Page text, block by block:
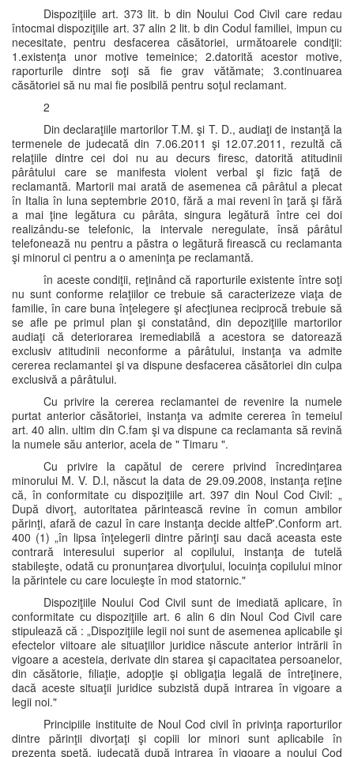
Dispoziţiile art. 373 lit. b din Noului Cod Civil care redau
întocmai dispoziţiile art. 37 alin 2 lit. b din Codul familiei, impun cu
necesitate, pentru desfacerea căsătoriei, următoarele condiţii:
1.existenţa unor motive temeinice; 2.datorită acestor motive,
raporturile dintre soţi să fie grav vătămate; 3.continuarea
căsătoriei să nu mai fie posibilă pentru soţul reclamant.
2
Din declaraţiile martorilor T.M. şi T. D., audiaţi de instanţă la
termenele de judecată din 7.06.2011 şi 12.07.2011, rezultă că
relaţiile dintre cei doi nu au decurs firesc, datorită atitudinii
pârâtului care se manifesta violent verbal şi fizic faţă de
reclamantă. Martorii mai arată de asemenea că pârâtul a plecat
în Italia în luna septembrie 2010, fără a mai reveni în ţară şi fără
a mai ţine legătura cu pârâta, singura legătură între cei doi
realizându-se telefonic, la intervale neregulate, însă pârâtul
telefonează nu pentru a păstra o legătură firească cu reclamanta
şi minorul ci pentru a o ameninţa pe reclamantă.
în aceste condiţii, reţinând că raporturile existente între soţi
nu sunt conforme relaţiilor ce trebuie să caracterizeze viaţa de
familie, în care buna înţelegere şi afecţiunea reciprocă trebuie să
se afle pe primul plan şi constatând, din depoziţiile martorilor
audiaţi că deteriorarea iremediabilă a acestora se datorează
exclusiv atitudinii neconforme a pârâtului, instanţa va admite
cererea reclamantei şi va dispune desfacerea căsătoriei din culpa
exclusivă a pârâtului.
Cu privire la cererea reclamantei de revenire la numele
purtat anterior căsătoriei, instanţa va admite cererea în temeiul
art. 40 alin. ultim din C.fam şi va dispune ca reclamanta să revină
la numele său anterior, acela de " Timaru ".
Cu privire la capătul de cerere privind încredinţarea
minorului M. V. D.l, născut la data de 29.09.2008, instanţa reţine
că, în conformitate cu dispoziţiile art. 397 din Noul Cod Civil: „
După divorţ, autoritatea părintească revine în comun ambilor
părinţi, afară de cazul în care instanţa decide altfeP'.Conform art.
400 (1) „în lipsa înţelegerii dintre părinţi sau dacă aceasta este
contrară interesului superior al copilului, instanţa de tutelă
stabileşte, odată cu pronunţarea divorţului, locuinţa copilului minor
la părintele cu care locuieşte în mod statornic."
Dispoziţiile Noului Cod Civil sunt de imediată aplicare, în
conformitate cu dispoziţiile art. 6 alin 6 din Noul Cod Civil care
stipulează că : „Dispoziţiile legii noi sunt de asemenea aplicabile şi
efectelor viitoare ale situaţiilor juridice născute anterior intrării în
vigoare a acesteia, derivate din starea şi capacitatea persoanelor,
din căsătorie, filiaţie, adopţie şi obligaţia legală de întreţinere,
dacă aceste situaţii juridice subzistă după intrarea în vigoare a
legii noi."
Principiile instituite de Noul Cod civil în privinţa raporturilor
dintre părinţii divorţaţi şi copiii lor minori sunt aplicabile în
prezenta speţă, judecată după intrarea în vigoare a noului Cod